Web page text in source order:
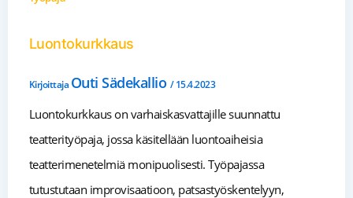
Luontokurkkaus
Kirjoittaja Outi Sädekallio /15.4.2023
Luontokurkkaus on varhaiskasvattajille suunnattu
teatterityöpaja, jossa käsitellään luontoaiheisia
teatterimenetelmiä monipuolisesti. Työpajassa
tutustutaan improvisaatioon, patsastyöskentelyyn,